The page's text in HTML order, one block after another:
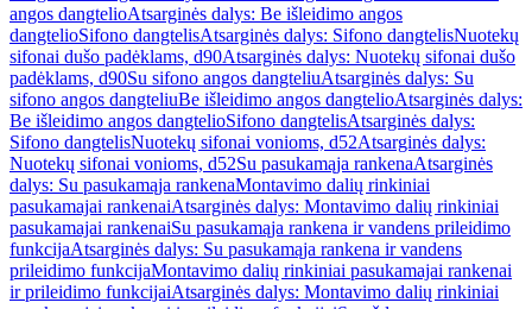
angos dangtelioAtsarginės dalys: Be išleidimo angos
dangtelioSifono dangtelisAtsarginės dalys: Sifono dangtelisNuotekų
sifonai dušo padėklams, d90Atsarginės dalys: Nuotekų sifonai dušo
padėklams, d90Su sifono angos dangteliuAtsarginės dalys: Su
sifono angos dangteliuBe išleidimo angos dangtelioAtsarginės dalys:
Be išleidimo angos dangtelioSifono dangtelisAtsarginės dalys:
Sifono dangtelisNuotekų sifonai vonioms, d52Atsarginės dalys:
Nuotekų sifonai vonioms, d52Su pasukamąja rankenaAtsarginės
dalys: Su pasukamąja rankenaMontavimo dalių rinkiniai
pasukamajai rankenaiAtsarginės dalys: Montavimo dalių rinkiniai
pasukamajai rankenaiSu pasukamąja rankena ir vandens prileidimo
funkcijaAtsarginės dalys: Su pasukamąja rankena ir vandens
prileidimo funkcijaMontavimo dalių rinkiniai pasukamajai rankenai
ir prileidimo funkcijaiAtsarginės dalys: Montavimo dalių rinkiniai